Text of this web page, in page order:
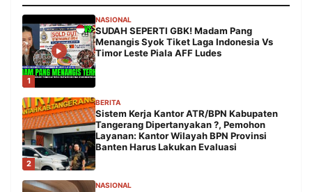
1
NASIONAL
SUDAH SEPERTI GBK! Madam Pang
Menangis Syok Tiket Laga Indonesia Vs
Timor Leste Piala AFF Ludes
2
BERITA
Sistem Kerja Kantor ATR/BPN Kabupaten
Tangerang Dipertanyakan ?, Pemohon
Layanan: Kantor Wilayah BPN Provinsi
Banten Harus Lakukan Evaluasi
NASIONAL